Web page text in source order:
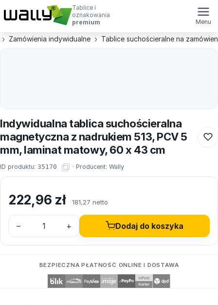
Tablice i
oznakowania
premium
Menu
Zamówienia indywidualne Tablice suchościeralne na
Indywidualna tablica suchościeralna
magnetyczna z nadrukiem 513, PCV 5
mm, laminat matowy, 60 x 43 cm
ID produktu: 35170 · Producent: Wally
222,96 zł 181,27 netto
– + Dodaj do koszyka
BEZPIECZNA PŁATNOŚĆ ONLINE I DOSTAWA